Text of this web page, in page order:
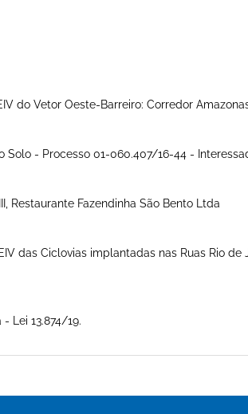
do Vetor Oeste-Barreiro: Corredor
- Processo 01-060.407/16-44 -
Restaurante Fazendinha São Bento Ltda
das Ciclovias implantadas nas Ruas Rio
Lei 13.874/19.